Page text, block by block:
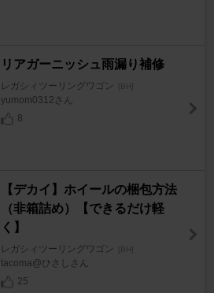
リアガーニッシュ雨漏り補修
レガシィツーリングワゴン [BH]
yumom0312さん
8
【デカイ】ホイールの梱包方法
（非箱詰め）【できるだけ軽
く】
レガシィツーリングワゴン [BH]
tacoma@ひさしさん
25